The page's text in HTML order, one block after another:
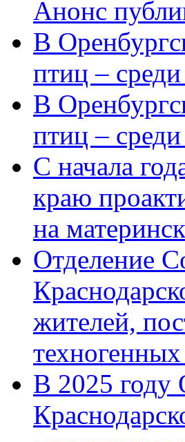
Анонс
В
птиц –
В
птиц –
С начала
краю
на
Отделение
жителей,
В 2025 году